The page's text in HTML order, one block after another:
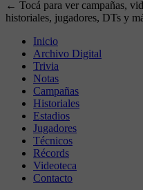
← Tocá para ver campañas,
historiales, jugadores, DTs y
Inicio
Archivo Digital
Trivia
Notas
Campañas
Historiales
Estadios
Jugadores
Técnicos
Récords
Videoteca
Contacto